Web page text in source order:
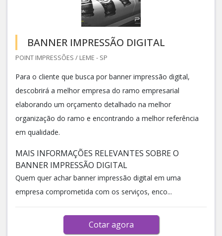
BANNER IMPRESSÃO DIGITAL
POINT IMPRESSÕES / LEME - SP
Para o cliente que busca por banner impressão digital,
descobrirá a melhor empresa do ramo empresarial
elaborando um orçamento detalhado na melhor
organização do ramo e encontrando a melhor referência
em qualidade.
MAIS INFORMAÇÕES RELEVANTES SOBRE O
BANNER IMPRESSÃO DIGITAL
Quem quer achar banner impressão digital em uma
empresa comprometida com os serviços, enco...
Cotar agora